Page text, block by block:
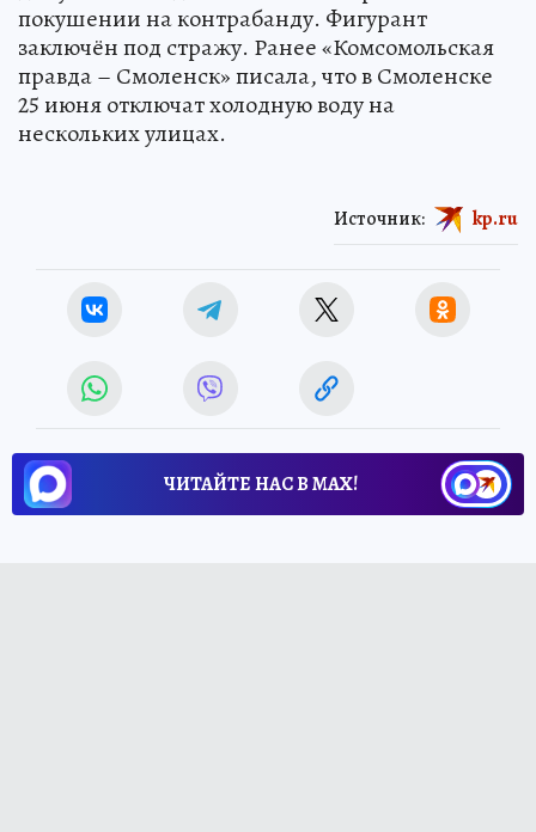
покушении на контрабанду. Фигурант
заключён под стражу. Ранее «Комсомольская
правда – Смоленск» писала, что в Смоленске
25 июня отключат холодную воду на
нескольких улицах.
Источник: kp.ru
ЧИТАЙТЕ НАС В МАХ!